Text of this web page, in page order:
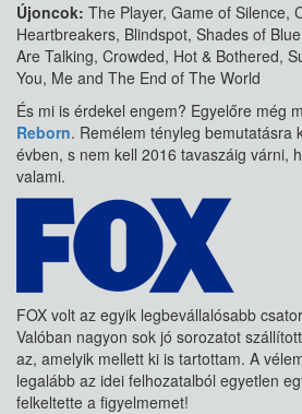
Újoncok: The Player, Game of Silence,
Heartbreakers, Blindspot, Shades of
Are Talking, Crowded, Hot & Bothered,
You, Me and The End of The World
És mi is érdekel engem? Egyelőre még
Reborn. Remélem tényleg bemutatásra
évben, s nem kell 2016 tavaszáig várni,
valami.
FOX volt az egyik legbevállalósabb
Valóban nagyon sok jó sorozatot
az, amelyik mellett ki is tartottam. A
legalább az idei felhozatalból egyetlen
felkeltette a figyelmemet!